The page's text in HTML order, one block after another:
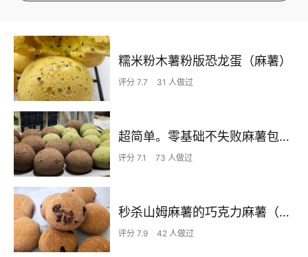
糯米粉木薯粉版恐龙蛋（麻薯）
评分 7.7 31 人做过
超简单。零基础不失败麻薯包，抹茶味可可味
评分 7.1 73 人做过
秒杀山姆麻薯的巧克力麻薯（简单易上手）
评分 7.9 42 人做过